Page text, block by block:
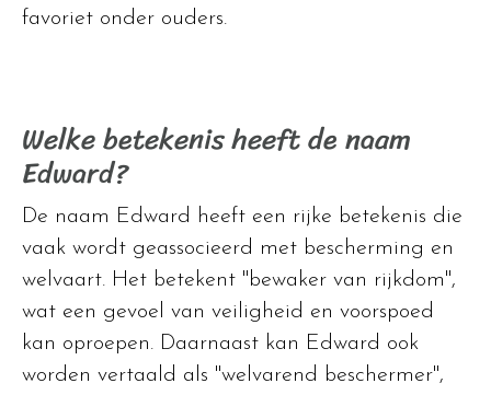
favoriet onder ouders.
Welke betekenis heeft de naam
Edward?
De naam Edward heeft een rijke betekenis die
vaak wordt geassocieerd met bescherming en
welvaart. Het betekent "bewaker van rijkdom",
wat een gevoel van veiligheid en voorspoed
kan oproepen. Daarnaast kan Edward ook
worden vertaald als "welvarend beschermer",